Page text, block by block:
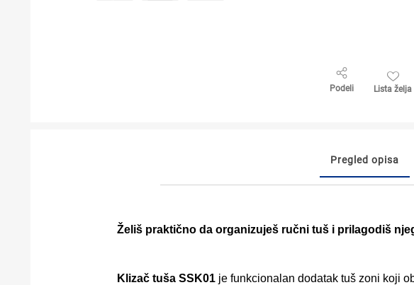
Podeli Lista želja
Pregled opisa
Želiš praktično da organizuješ ručni tuš i prilagodiš
Klizač tuša SSK01je funkcionalan dodatak tuš zoni koji